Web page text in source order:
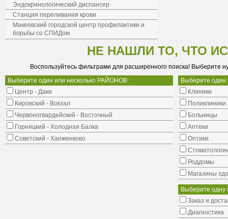
Эндокринологический диспансер
Станция переливания крови
Макеевский городской центр профилактики и
борьбы со СПИДом
НЕ НАШЛИ ТО, ЧТО
Воспользуйтесь фильтрами для расширенного поиска! Выберите
Выберите один или несколько РАЙОНОВ:
Центр - Даки
Кировский - Вокзал
Червоногвардейский - Восточный
Горняцкий - Холодная Балка
Советский - Ханженково
Выберите
Клиники
Поликлиники
Больницы
Аптеки
Оптики
Роддомы
Магазины
Выберите одну
Заказ и
Диагностика